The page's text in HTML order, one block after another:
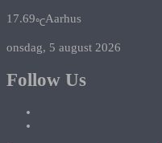
17.69℃Aarhus
onsdag, 5 august 2026
Follow Us